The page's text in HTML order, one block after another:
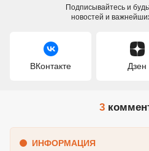
Подписывайтесь и
новостей и
ВКонтакте Дзен
3
ИНФОРМАЦИЯ